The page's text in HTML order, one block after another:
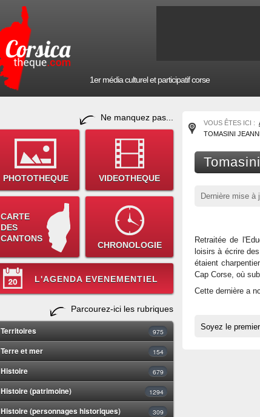
1er média culturel et participatif corse
Ne manquez pas...
PHOTOTHEQUE VIDEOTHEQUE
CARTE
DES
CANTONS
CHRONOLOGIE
L'AGENDA EVENEMENTIEL
Parcourez-ici les rubriques
Territoires 975
Terre et mer 154
Histoire 679
Histoire (patrimoine) 1294
Histoire (personnages historiques) 309
VOUS ÊTES ICI :
TOMASINI
Dernière mise à
Retraitée de
loisirs à écrire
étaient
Cap Corse, où
Cette dernière a
Soyez le